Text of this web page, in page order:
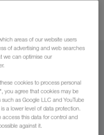
areas of our website users
of advertising and web searches
we can optimise our
cookies to process personal
you agree that cookies may be
as Google LLC and YouTube
a lower level of data protection.
this data for control and
against it.